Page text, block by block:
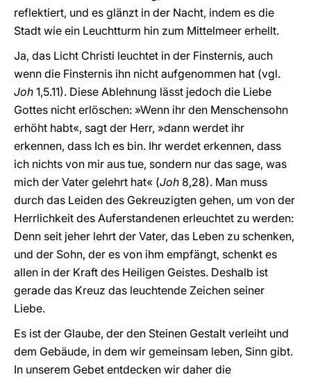
reflektiert, und es glänzt in der Nacht, indem es die
Stadt wie ein Leuchtturm hin zum Mittelmeer erhellt.
Ja, das Licht Christi leuchtet in der Finsternis, auch
wenn die Finsternis ihn nicht aufgenommen hat (vgl.
Joh 1,5.11). Diese Ablehnung lässt jedoch die Liebe
Gottes nicht erlöschen: »Wenn ihr den Menschensohn
erhöht habt«, sagt der Herr, »dann werdet ihr
erkennen, dass Ich es bin. Ihr werdet erkennen, dass
ich nichts von mir aus tue, sondern nur das sage, was
mich der Vater gelehrt hat« (Joh 8,28). Man muss
durch das Leiden des Gekreuzigten gehen, um von der
Herrlichkeit des Auferstandenen erleuchtet zu werden:
Denn seit jeher lehrt der Vater, das Leben zu schenken,
und der Sohn, der es von ihm empfängt, schenkt es
allen in der Kraft des Heiligen Geistes. Deshalb ist
gerade das Kreuz das leuchtende Zeichen seiner
Liebe.
Es ist der Glaube, der den Steinen Gestalt verleiht und
dem Gebäude, in dem wir gemeinsam leben, Sinn gibt.
In unserem Gebet entdecken wir daher die